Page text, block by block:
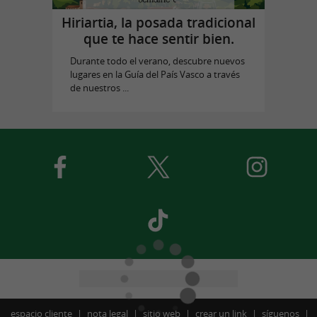
Hiriartia, la posada tradicional
que te hace sentir bien.
Durante todo el verano, descubre nuevos
lugares en la Guía del País Vasco a través
de nuestros ...
espacio cliente nota legal sitio web crear un link síguenos